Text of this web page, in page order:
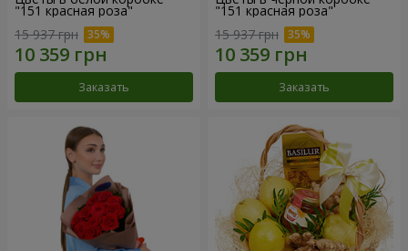
"151 красная роза"
15 937 грн
Заказать
"151 красная роза"
15 937 грн
Заказать